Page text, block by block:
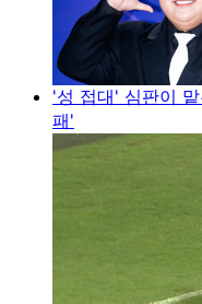
'성 접대' 심판이
패'